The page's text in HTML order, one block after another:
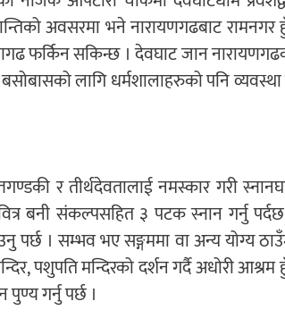
अवसरमा भने नारायणगढबाट रामनगर
फर्किन सकिन्छ । देवघाट जान
लागि धर्मशालाहरुको पनि
र तीर्थदेवतालाई नमस्कार गरी
बनी संकल्पसहित ३ पटक स्नान गर्नु
पर्छ । सम्भव भए सङ्गममा वा अन्य योग्य
पशुपति मन्दिरको दर्शन गर्दै अधोरी आश्रम
गर्नु पर्छ ।